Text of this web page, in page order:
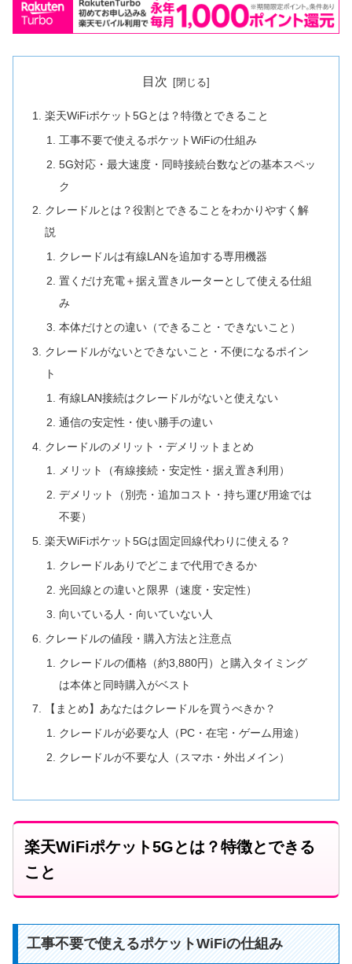
目次
楽天WiFiポケット5Gとは？特徴とできること
工事不要で使えるポケットWiFiの仕組み
5G対応・最大速度・同時接続台数などの基本スペッ
ク
クレードルとは？役割とできることをわかりやすく解
説
クレードルは有線LANを追加する専用機器
置くだけ充電＋据え置きルーターとして使える仕組
み
本体だけとの違い（できること・できないこと）
クレードルがないとできないこと・不便になるポイン
ト
有線LAN接続はクレードルがないと使えない
通信の安定性・使い勝手の違い
クレードルのメリット・デメリットまとめ
メリット（有線接続・安定性・据え置き利用）
デメリット（別売・追加コスト・持ち運び用途では
不要）
楽天WiFiポケット5Gは固定回線代わりに使える？
クレードルありでどこまで代用できるか
光回線との違いと限界（速度・安定性）
向いている人・向いていない人
クレードルの値段・購入方法と注意点
クレードルの価格（約3,880円）と購入タイミング
は本体と同時購入がベスト
【まとめ】あなたはクレードルを買うべきか？
クレードルが必要な人（PC・在宅・ゲーム用途）
クレードルが不要な人（スマホ・外出メイン）
楽天WiFiポケット5Gとは？特徴とできる
こと
工事不要で使えるポケットWiFiの仕組み